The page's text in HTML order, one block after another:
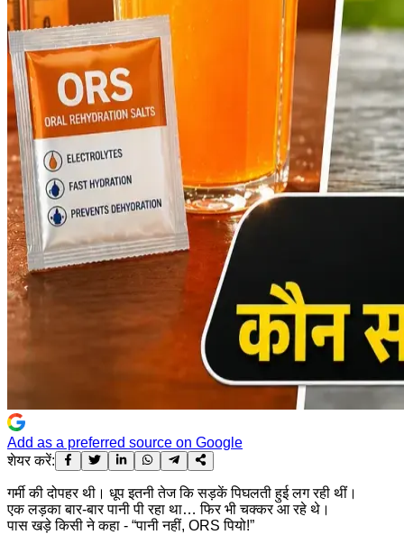
Add as a preferred source on Google
शेयर करें:
गर्मी की दोपहर थी। धूप इतनी तेज कि सड़कें पिघलती हुई लग रही थीं।
एक लड़का बार-बार पानी पी रहा था… फिर भी चक्कर आ रहे थे।
पास खड़े किसी ने कहा - “पानी नहीं, ORS पियो!”